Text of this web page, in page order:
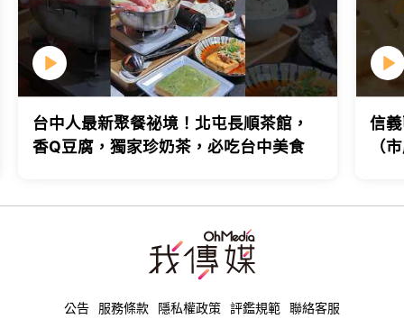
台中人最新聚餐祕境！北屯長順茶館，
香Q豆腐，獨家珍奶茶，必吃台中美食
信
（
公告 服務條款 隱私權政策 評鑑規範 聯絡客服